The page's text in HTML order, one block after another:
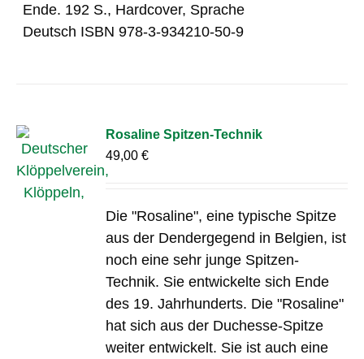
Ende. 192 S., Hardcover, Sprache
Deutsch ISBN 978-3-934210-50-9
Rosaline Spitzen-Technik
49,00€
Die "Rosaline", eine typische Spitze
aus der Dendergegend in Belgien, ist
noch eine sehr junge Spitzen-
Technik. Sie entwickelte sich Ende
des 19. Jahrhunderts. Die "Rosaline"
hat sich aus der Duchesse-Spitze
weiter entwickelt. Sie ist auch eine